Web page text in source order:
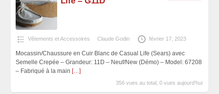
Vêtements et Accessoires Claude Godin février 17, 2023
Mocassin/Chaussure en Cuir Blanc de Casual Life (Sears) avec
Semelle Crepée – Grandeur: 11D – Neuf/New (Démo) – Model: 67208
– Fabriqué à la main […]
356 vues au total, 0 vues aujourd'hui